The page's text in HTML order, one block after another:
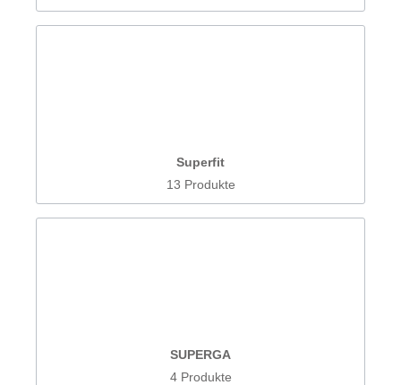
Superfit
13 Produkte
SUPERGA
4 Produkte